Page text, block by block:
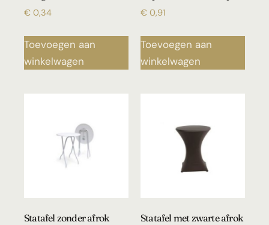
€ 0,34
Toevoegen aan
winkelwagen
€ 0,91
Toevoegen aan
winkelwagen
Statafel zonder afrok Statafel met zwarte afrok